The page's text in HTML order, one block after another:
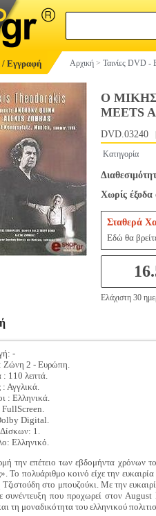
Εγγραφή Αρχική > Ταινίες DVD -
Ο ΜΙΚΗΣ
MEETS
DVD.03240
Κατηγορία
Χωρίς
Σταθερά
Εδώ θα
Ελάχιστη 30
-
Ζώνη 2 - Ευρώπη.
: 110 λεπτά.
Αγγλικά.
: Ελληνικά.
FullScreen.
Digital.
1.
Ελληνικό.
την επέτειο των εβδομήντα χρόνων
Το πολυάριθμο κοινό είχε την
στο μπουζούκι. Με την
συνέντευξη που προχωρεί στον August
τη μοναδικότητα του ελληνικού